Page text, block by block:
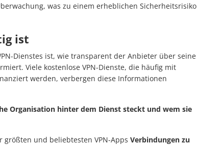
was zu einem erheblichen Sicherheitsrisiko
ist
Dienstes ist, wie transparent der Anbieter über seine
Viele kostenlose VPN-Dienste, die häufig mit
werden, verbergen diese Informationen
Organisation hinter dem Dienst steckt und wem sie
größten und beliebtesten VPN-Apps Verbindungen zu